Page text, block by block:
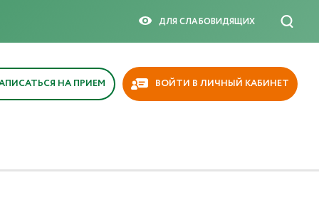
ДЛЯ СЛАБОВИДЯЩИX
НА ПРИЕМ ВОЙТИ В ЛИЧНЫЙ КАБИНЕТ